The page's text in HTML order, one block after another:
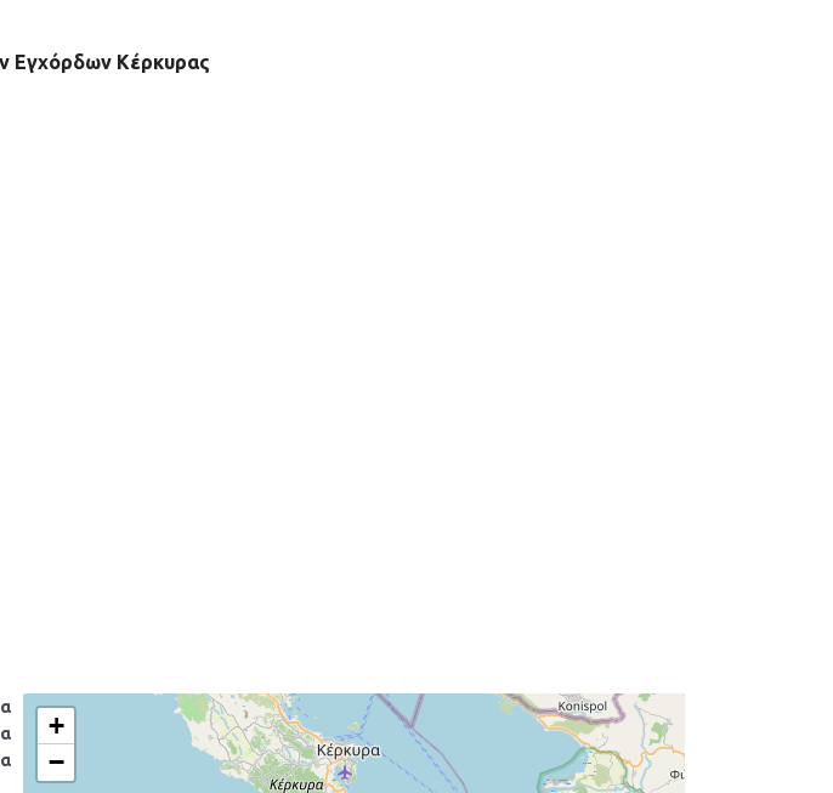
Εγχόρδων Κέρκυρας
+
−